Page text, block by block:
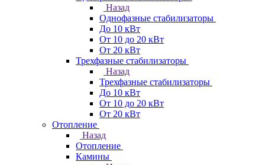
Назад
Однофазные стабилизаторы
До 10 кВт
От 10 до 20 кВт
От 20 кВт
Трехфазные стабилизаторы
Назад
Трехфазные стабилизаторы
До 10 кВт
От 10 до 20 кВт
От 20 кВт
Отопление
Назад
Отопление
Камины